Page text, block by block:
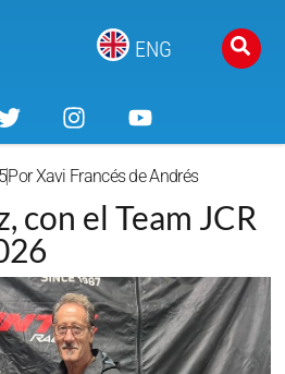
ENG
PorXavi Francés de Andrés
con el Team JCR